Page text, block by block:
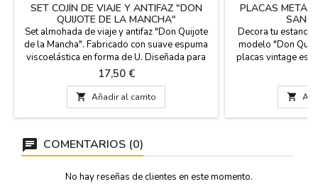
SET COJÍN DE VIAJE Y ANTIFAZ "DON
QUIJOTE DE LA MANCHA"
Set almohada de viaje y antifaz "Don Quijote
de la Mancha". Fabricado con suave espuma
viscoelástica en forma de U. Diseñada para
aliviar la tensión del cuello al dormir o
descansar en el viaje, soporte para leer,
trabajar o ver la tele y el laptop. Tejido 100%
poliéster/relleno 100% poliuretano. Antifaz
100% poliéster Medidas: 30 x 9 x 30 cm
Precio
17,50 €
 Añadir al carrito
PLACAS
Decora tu
modelo "Don
placas vintage
resistencia a la
bisel en relieve en
perforaciones.
Medida:

COMENTARIOS (0)
No hay reseñas de clientes en este momento.